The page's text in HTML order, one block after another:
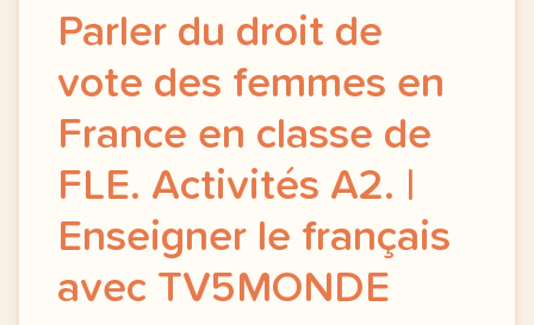
Parler du droit de
vote des femmes en
France en classe de
FLE. Activités A2. |
Enseigner le français
avec TV5MONDE